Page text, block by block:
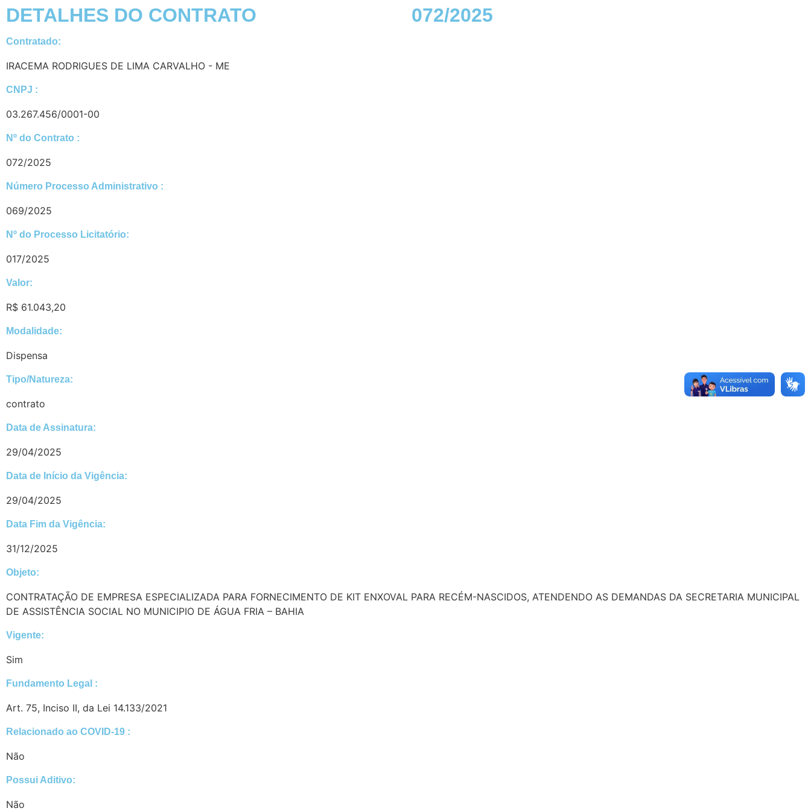
DETALHES DO CONTRATO​ 072/2025
Contratado:
IRACEMA RODRIGUES DE LIMA CARVALHO - ME
CNPJ :
03.267.456/0001-00
Nº do Contrato :
072/2025
Número Processo Administrativo :
069/2025
Nº do Processo Licitatório:
017/2025
Valor:
R$ 61.043,20
Modalidade:
Dispensa
Tipo/Natureza:
contrato
Data de Assinatura:
29/04/2025
Data de Início da Vigência:
29/04/2025
Data Fim da Vigência:
31/12/2025
Objeto:
CONTRATAÇÃO DE EMPRESA ESPECIALIZADA PARA FORNECIMENTO DE KIT ENXOVAL PARA RECÉM-NASCIDOS, ATENDENDO AS DEMANDAS DA SECRETARIA MUNICIPAL
DE ASSISTÊNCIA SOCIAL NO MUNICIPIO DE ÁGUA FRIA – BAHIA
Vigente:
Sim
Fundamento Legal :​
Art. 75, Inciso II, da Lei 14.133/2021
Relacionado ao COVID-19 :​
Não
Possui Aditivo:​
Não